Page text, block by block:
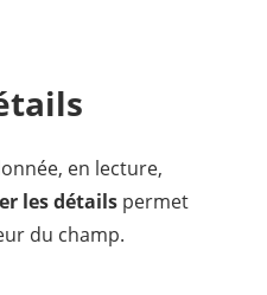
en lecture,
les détails permet
du champ.